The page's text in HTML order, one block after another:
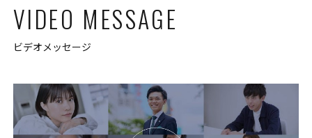
VIDEO MESSAGE
ビデオメッセージ